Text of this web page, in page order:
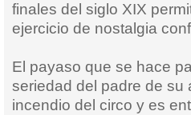
finales del siglo XIX
ejercicio de nostalgia
El payaso que se hace
seriedad del padre de su
incendio del circo y es